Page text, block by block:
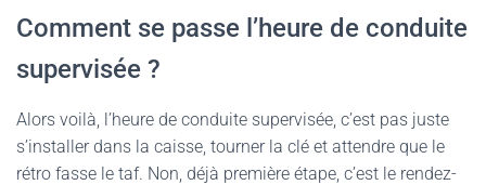
Comment se passe l’heure de conduite
supervisée ?
Alors voilà, l’heure de conduite supervisée, c’est pas juste
s’installer dans la caisse, tourner la clé et attendre que le
rétro fasse le taf. Non, déjà première étape, c’est le rendez-